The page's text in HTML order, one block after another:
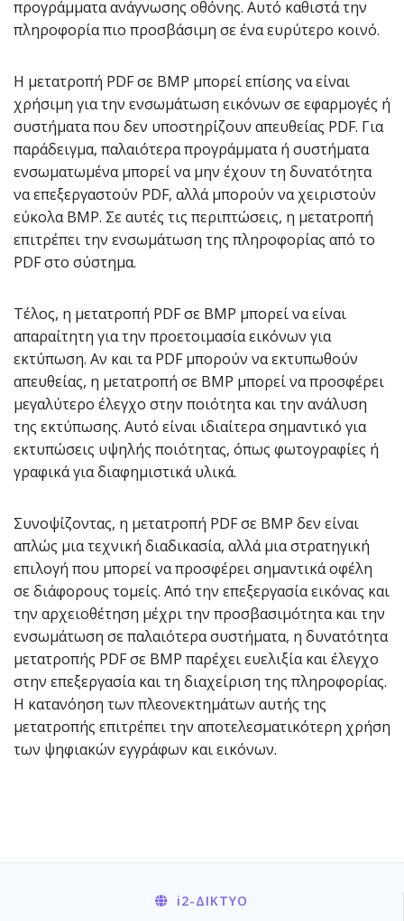
προγράμματα ανάγνωσης οθόνης. Αυτό καθιστά την
πληροφορία πιο προσβάσιμη σε ένα ευρύτερο κοινό.
Η μετατροπή PDF σε BMP μπορεί επίσης να είναι
χρήσιμη για την ενσωμάτωση εικόνων σε εφαρμογές ή
συστήματα που δεν υποστηρίζουν απευθείας PDF. Για
παράδειγμα, παλαιότερα προγράμματα ή συστήματα
ενσωματωμένα μπορεί να μην έχουν τη δυνατότητα
να επεξεργαστούν PDF, αλλά μπορούν να χειριστούν
εύκολα BMP. Σε αυτές τις περιπτώσεις, η μετατροπή
επιτρέπει την ενσωμάτωση της πληροφορίας από το
PDF στο σύστημα.
Τέλος, η μετατροπή PDF σε BMP μπορεί να είναι
απαραίτητη για την προετοιμασία εικόνων για
εκτύπωση. Αν και τα PDF μπορούν να εκτυπωθούν
απευθείας, η μετατροπή σε BMP μπορεί να προσφέρει
μεγαλύτερο έλεγχο στην ποιότητα και την ανάλυση
της εκτύπωσης. Αυτό είναι ιδιαίτερα σημαντικό για
εκτυπώσεις υψηλής ποιότητας, όπως φωτογραφίες ή
γραφικά για διαφημιστικά υλικά.
Συνοψίζοντας, η μετατροπή PDF σε BMP δεν είναι
απλώς μια τεχνική διαδικασία, αλλά μια στρατηγική
επιλογή που μπορεί να προσφέρει σημαντικά οφέλη
σε διάφορους τομείς. Από την επεξεργασία εικόνας και
την αρχειοθέτηση μέχρι την προσβασιμότητα και την
ενσωμάτωση σε παλαιότερα συστήματα, η δυνατότητα
μετατροπής PDF σε BMP παρέχει ευελιξία και έλεγχο
στην επεξεργασία και τη διαχείριση της πληροφορίας.
Η κατανόηση των πλεονεκτημάτων αυτής της
μετατροπής επιτρέπει την αποτελεσματικότερη χρήση
των ψηφιακών εγγράφων και εικόνων.
i2-ΔΊΚΤΥΟ